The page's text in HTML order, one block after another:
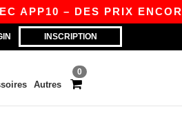
– DES PRIX
INSCRIPTION
0
Autres